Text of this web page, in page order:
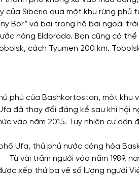
của Siberia qua một khu rừng
Bor” và bơi trong hồ bơi ngoài
nóng Eldorado. Bạn cũng có
cách Tyumen 200 km.
phủ của Bashkortostan, một khu
đã thay đổi đáng kể sau khi hội
vào năm 2015. Tuy nhiên cư
Ufa, thủ phủ nước cộng hòa
Từ vài trăm người vào năm 1989,
xếp thứ ba về số lượng người